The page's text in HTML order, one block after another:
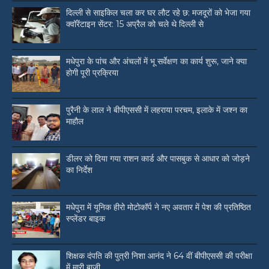
दिल्ली से साइकिल चला कर घर लौट रहे छ: मजदूरों को भेजा गया
क्वॉरेंटाइन सेंटर: 15 अप्रैल को चले थे दिल्ली से
मधेपुरा के पांच और अंचलों में भू सर्वेक्षण का कार्य शुरू, जाने क्या
होगी पूरी प्रक्रिया
पुरैनी के लाल ने बीपीएससी में लहराया परचम, इलाके में जश्न का
माहौल
डीलर को दिया गया राशन कार्ड और पासबुक से आधार को जोड़ने
का निर्देश
मधेपुरा में यूनिक हीरो मोटोकॉर्प ने नए अवतार में पेश की प्रतिष्ठित
स्प्लेंडर बाइक
शिक्षक दंपति की पुत्री निशा आनंद ने 64 वीं बीपीएससी की परीक्षा